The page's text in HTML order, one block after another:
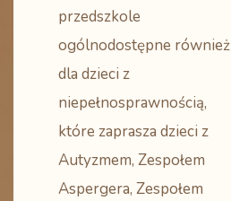
przedszkole
ogólnodostępne również
dla dzieci z
niepełnosprawnością,
które zaprasza dzieci z
Autyzmem, Zespołem
Aspergera, Zespołem